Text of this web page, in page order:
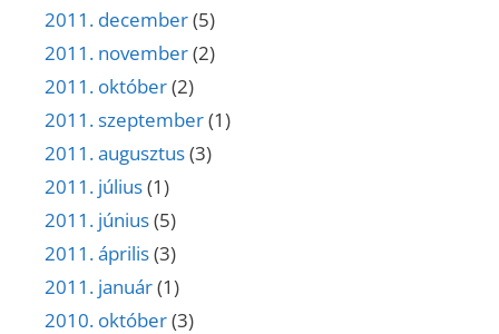
2011. december(5)
2011. november(2)
2011. október(2)
2011. szeptember(1)
2011. augusztus(3)
2011. július(1)
2011. június(5)
2011. április(3)
2011. január(1)
2010. október(3)